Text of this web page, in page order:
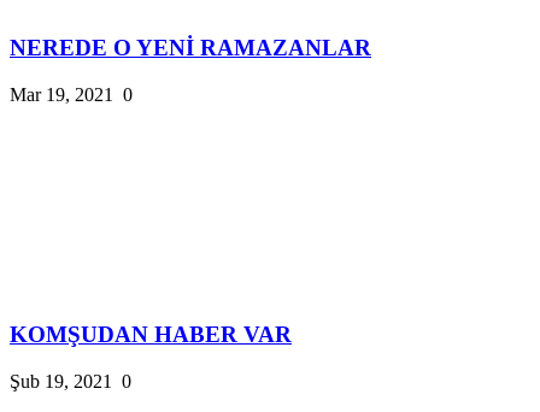
NEREDE O YENİ RAMAZANLAR
Mar 19, 2021 0
KOMŞUDAN HABER VAR
Şub 19, 2021 0